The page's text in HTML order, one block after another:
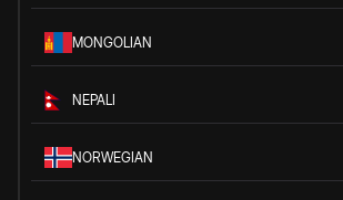
MONGOLIAN
NEPALI
NORWEGIAN